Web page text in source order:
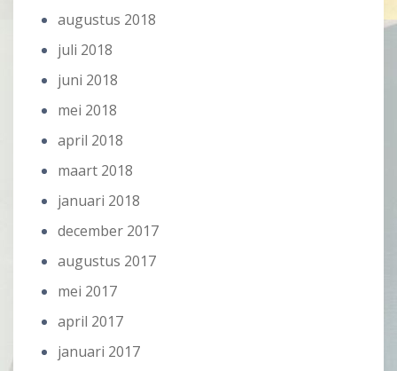
augustus 2018
juli 2018
juni 2018
mei 2018
april 2018
maart 2018
januari 2018
december 2017
augustus 2017
mei 2017
april 2017
januari 2017